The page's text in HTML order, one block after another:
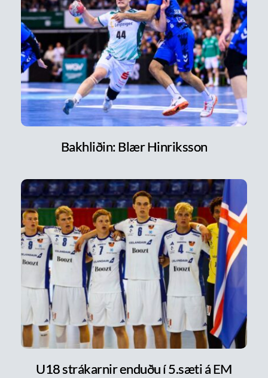
Bakhliðin: Blær Hinriksson
U18 strákarnir enduðu í 5.sæti á EM